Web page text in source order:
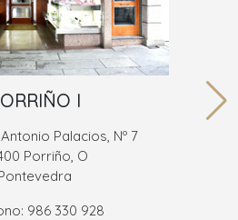
I
Palacios, Nº 7
Porriño, O
986 330 928